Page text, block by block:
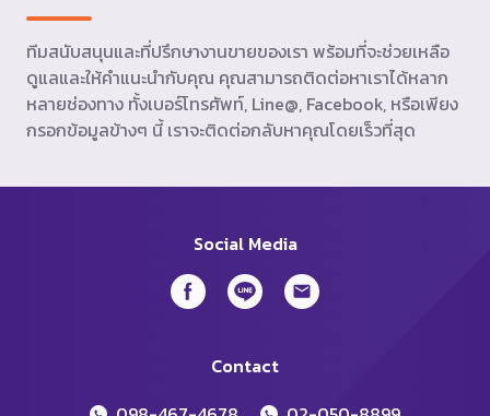
ทีมสนับสนุนและที่ปรึกษางานขายของเรา พร้อมที่จะช่วยเหลือ
ดูแลและให้คำแนะนำกับคุณ คุณสามารถติดต่อหาเราได้หลาก
หลายช่องทาง ทั้งเบอร์โทรศัพท์, Line@, Facebook, หรือเพียง
กรอกข้อมูลข้างๆ นี้ เราจะติดต่อกลับหาคุณโดยเร็วที่สุด
Social Media
Contact